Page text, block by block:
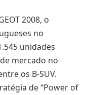
2008, o
no
unidades
mercado no
os B-SUV.
de “Power of